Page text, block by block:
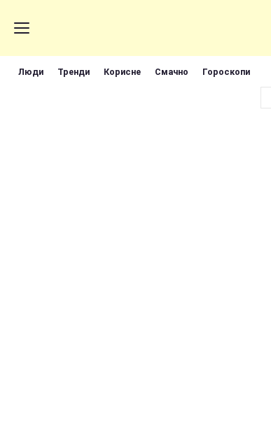
Люди Тренди Корисне Смачно Гороскопи